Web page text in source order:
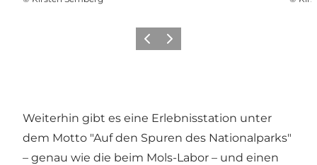
ZurückWeiter
Weiterhin gibt es eine Erlebnisstation unter
dem Motto "Auf den Spuren des Nationalparks"
– genau wie die beim Mols-Labor – und einen